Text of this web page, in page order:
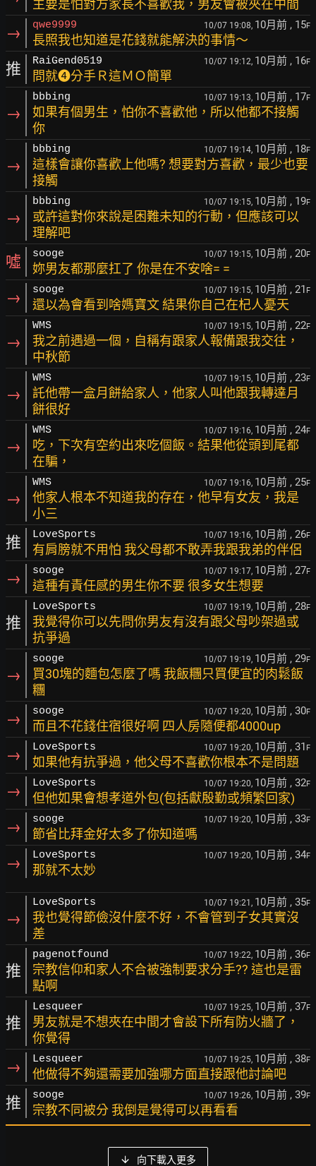
主要是怕對方家長不喜歡我，男友會被夾在中間
→ qwe9999 10/07 19:08, 10月前 , 15F
長照我也知道是花錢就能解決的事情～
推 RaiGend0519 10/07 19:12, 10月前 , 16F
問就❹分手Ｒ這ＭＯ簡單
→
bbbing 10/07 19:13, 10月前 , 17F
如果有個男生，怕你不喜歡他，所以他都不接觸
你
→
bbbing 10/07 19:14, 10月前 , 18F
這樣會讓你喜歡上他嗎? 想要對方喜歡，最少也要
接觸
→
bbbing 10/07 19:15, 10月前 , 19F
或許這對你來說是困難未知的行動，但應該可以
理解吧
噓 sooge 10/07 19:15, 10月前 , 20F
妳男友都那麼扛了 你是在不安啥= =
→ sooge 10/07 19:15, 10月前 , 21 F
還以為會看到啥媽寶文 結果你自己在杞人憂天
→
WMS 10/07 19:15, 10月前 , 22F
我之前遇過一個，自稱有跟家人報備跟我交往，
中秋節
→
WMS 10/07 19:15, 10月前 , 23F
託他帶一盒月餅給家人，他家人叫他跟我轉達月
餅很好
→
WMS 10/07 19:16, 10月前 , 24F
吃，下次有空約出來吃個飯。結果他從頭到尾都
在騙，
→
WMS 10/07 19:16, 10月前 , 25F
他家人根本不知道我的存在，他早有女友，我是
小三
推 LoveSports 10/07 19:16, 10月前 , 26F
有肩膀就不用怕 我父母都不敢弄我跟我弟的伴侶
→ sooge 10/07 19:17, 10月前 , 27F
這種有責任感的男生你不要 很多女生想要
推
LoveSports 10/07 19:19, 10月前 , 28F
我覺得你可以先問你男友有沒有跟父母吵架過或
抗爭過
→
sooge 10/07 19:19, 10月前 , 29F
買30塊的麵包怎麼了嗎 我飯糰只買便宜的肉鬆飯
糰
→ sooge 10/07 19:20, 10月前 , 30F
而且不花錢住宿很好啊 四人房隨便都4000up
→ LoveSports 10/07 19:20, 10月前 , 31 F
如果他有抗爭過，他父母不喜歡你根本不是問題
→ LoveSports 10/07 19:20, 10月前 , 32F
但他如果會想孝道外包(包括獻殷勤或頻繁回家)
→ sooge 10/07 19:20, 10月前 , 33F
節省比拜金好太多了你知道嗎
→ LoveSports 10/07 19:20, 10月前 , 34F
那就不太妙
→
LoveSports 10/07 19:21, 10月前 , 35F
我也覺得節儉沒什麼不好，不會管到子女其實沒
差
推
pagenotfound 10/07 19:22, 10月前 , 36F
宗教信仰和家人不合被強制要求分手?? 這也是雷
點啊
推
Lesqueer 10/07 19:25, 10月前 , 37F
男友就是不想夾在中間才會設下所有防火牆了，
你覺得
→ Lesqueer 10/07 19:25, 10月前 , 38F
他做得不夠還需要加強哪方面直接跟他討論吧
推 sooge 10/07 19:26, 10月前 , 39F
宗教不同被分 我倒是覺得可以再看看
向下載入更多